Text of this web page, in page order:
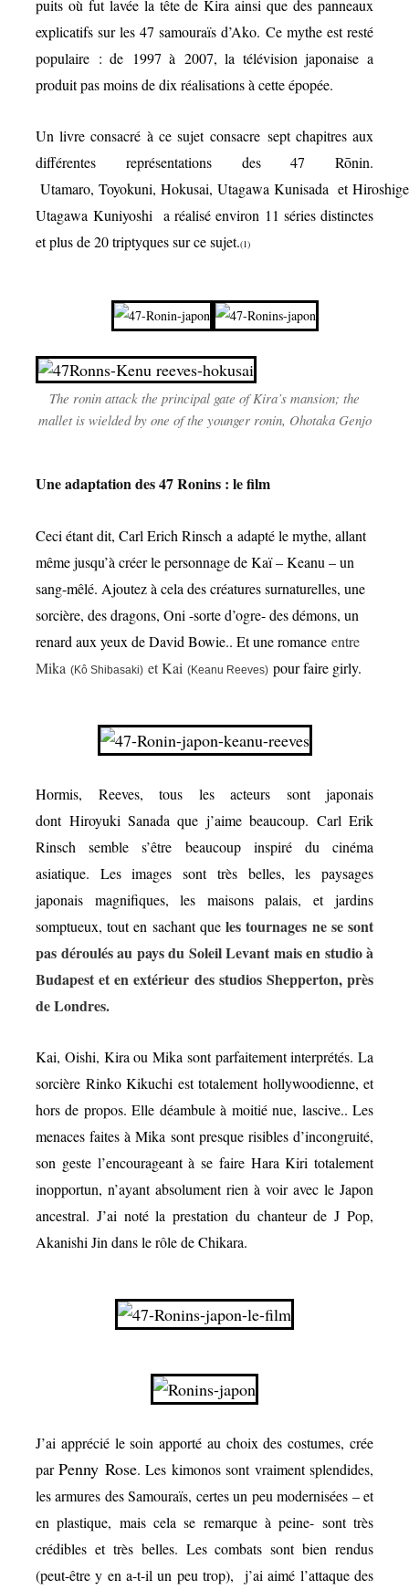
puits où fut lavée la tête de Kira ainsi que des panneaux
explicatifs sur les 47 samouraïs d’Ako. Ce mythe est resté
populaire : de 1997 à 2007, la télévision japonaise a
produit pas moins de dix réalisations à cette épopée.
Un livre consacré à ce sujet consacre sept chapitres aux
différentes représentations des 47 Rōnin.
Utamaro, Toyokuni, Hokusai, Utagawa Kunisada et
UtagawaKuniyoshi a réalisé environ 11 séries distinctes
et plus de 20 triptyques sur ce sujet.(1)
The ronin attack the principal gate of Kira’s mansion; the
mallet is wielded by one of the younger ronin, Ohotaka Genjo
Une adaptation des 47 Ronins : le film
Ceci étant dit, Carl Erich Rinsch a adapté le mythe, allant
même jusqu’à créer le personnage de Kaï – Keanu – un
sang-mêlé. Ajoutez à cela des créatures surnaturelles, une
sorcière, des dragons, Oni -sorte d’ogre- des démons, un
renard aux yeux de David Bowie.. Et une romance entre
Mika (Kô Shibasaki) et Kai (Keanu Reeves) pour faire girly.
Hormis, Reeves, tous les acteurs sont japonais
dont Hiroyuki Sanada que j’aime beaucoup. Carl Erik
Rinsch semble s’être beaucoup inspiré du cinéma
asiatique. Les images sont très belles, les paysages
japonais magnifiques, les maisons palais, et jardins
somptueux, tout en sachant queles tournages ne se sont
pas déroulés au pays du Soleil Levant mais en studio à
Budapest et en extérieur des studios Shepperton, près
de Londres.
Kai, Oishi, Kira ou Mika sont parfaitement interprétés. La
sorcière Rinko Kikuchi est totalement hollywoodienne, et
hors de propos. Elle déambule à moitié nue, lascive.. Les
menaces faites à Mika sont presque risibles d’incongruité,
son geste l’encourageant à se faire Hara Kiri totalement
inopportun, n’ayant absolument rien à voir avec le Japon
ancestral. J’ai noté la prestation du chanteur de J Pop,
Akanishi Jin dans le rôle de Chikara.
J’ai apprécié le soin apporté au choix des costumes, crée
parPenny Rose. Les kimonos sont vraiment splendides,
les armures des Samouraïs, certes un peu modernisées – et
en plastique, mais cela se remarque à peine- sont très
crédibles et très belles. Les combats sont bien rendus
(peut-être y en a-t-il un peu trop), j’ai aimé l’attaque des